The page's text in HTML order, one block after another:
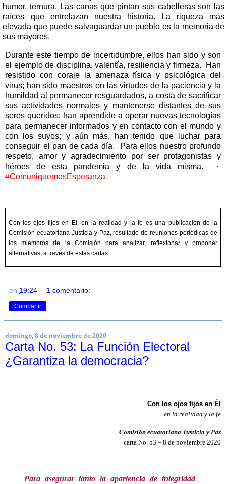
humor, ternura. Las canas que pintan sus cabelleras son las
raíces que entrelazan nuestra historia. La riqueza más
elevada que puede salvaguardar un pueblo es la memoria de
sus mayores.
Durante este tiempo de incertidumbre, ellos han sido y son
el ejemplo de disciplina, valentía, resiliencia y firmeza.
Han
resistido con coraje la amenaza física y psicológica del
virus; han sido maestros en las virtudes de la paciencia y la
humildad al permanecer resguardados, a costa de sacrificar
sus actividades normales y mantenerse distantes de sus
seres queridos; han aprendido a operar nuevas tecnologías
para permanecer informados y en contacto con el mundo y
con los suyos; y aún más, han tenido que luchar para
conseguir el pan de cada día.
Para ellos nuestro profundo
respeto, amor y agradecimiento por ser protagonistas y
héroes de esta pandemia y de la vida misma.
·
#ComuniquemosEsperanza
Con los ojos fijos en El, en la realidad y la fe es una publicación de la
Comisión ecuatoriana Justicia y Paz, resultado de reuniones periódicas de
los miembros de la Comisión para analizar, reflexionar y proponer
alternativas, a través de estas cartas.
en 19:24 1 comentario:
Compartir
domingo, 8 de noviembre de 2020
Carta No. 53: La Función Electoral
¿Garantiza la democracia?
Con los ojos fijos en Él
en la realidad y la fe
Comisión ecuatoriana Justicia y Paz
carta No. 53 – 8 de noviembre 2020
------------------------------------------------
Para asegurar tanto la apariencia de integridad